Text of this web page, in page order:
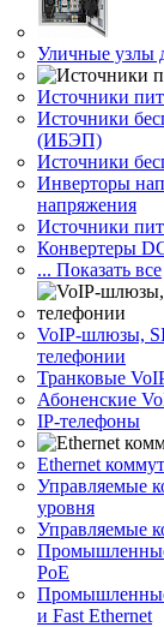
Уличные узлы
Источники
Источники
(ИБЭП)
Источники
Инверторы
напряжения
Источники
Конвертеры
... Показать все
VoIP-шлюзы,
телефонии
Транковые
Абоненские
IP-телефоны
Ethernet
Управляемые
уровня
Управляемые
PoE
и Fast Ethernet